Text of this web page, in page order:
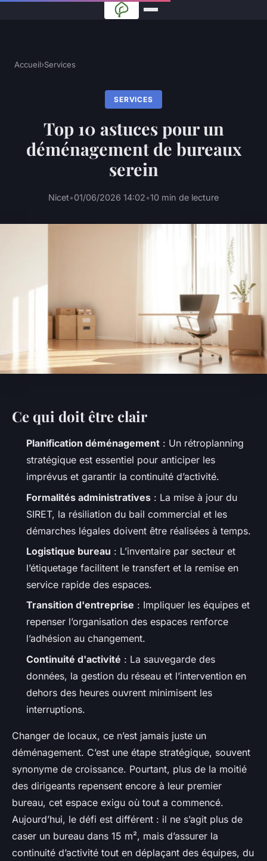
Accueil›Services
SERVICES
Top 10 astuces pour un
déménagement de bureaux
serein
Nicet•01/06/2026 14:02•10 min de lecture
Ce qui doit être clair
Planification déménagement : Un rétroplanning
stratégique est essentiel pour anticiper les
imprévus et garantir la continuité d’activité.
Formalités administratives : La mise à jour du
SIRET, la résiliation du bail commercial et les
démarches légales doivent être réalisées à temps.
Logistique bureau : L’inventaire par secteur et
l’étiquetage facilitent le transfert et la remise en
service rapide des espaces.
Transition d'entreprise : Impliquer les équipes et
repenser l’organisation des espaces renforce
l’adhésion au changement.
Continuité d'activité : La sauvegarde des
données, la gestion du réseau et l’intervention en
dehors des heures ouvrent minimisent les
interruptions.
Changer de locaux, ce n’est jamais juste un
déménagement. C’est une étape stratégique, souvent
synonyme de croissance. Pourtant, plus de la moitié
des dirigeants repensent encore à leur premier
bureau, cet espace exigu où tout a commencé.
Aujourd’hui, le défi est différent : il ne s’agit plus de
caser un bureau dans 15 m², mais d’assurer la
continuité d’activité tout en déplaçant des équipes, du